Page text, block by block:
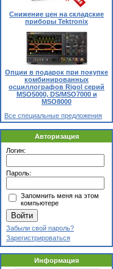
Снижение цен на складские
приборы Tektronix
Опции в подарок при покупке
комбинированных
осциллографов Rigol серий
MSO5000, DS/MSO7000 и
MSO8000
Все специальные предложения
Авторизация
Логин:
Пароль:
Запомнить меня на этом
компьютере
Забыли свой пароль?
Зарегистрироваться
Информация